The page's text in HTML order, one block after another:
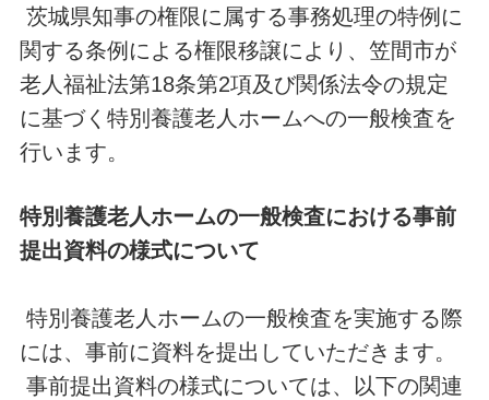
茨城県知事の権限に属する事務処理の特例に
関する条例による権限移譲により、笠間市が
老人福祉法第18条第2項及び関係法令の規定
に基づく特別養護老人ホームへの一般検査を
行います。
特別養護老人ホームの一般検査における事前
提出資料の様式について
特別養護老人ホームの一般検査を実施する際
には、事前に資料を提出していただきます。
事前提出資料の様式については、以下の関連